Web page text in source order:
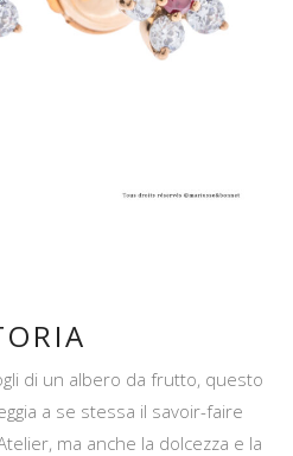
di un albero da frutto, questo
a se stessa il savoir-faire
ma anche la dolcezza e la